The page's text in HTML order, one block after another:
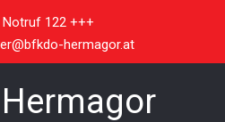
122 +++
hermagor.at